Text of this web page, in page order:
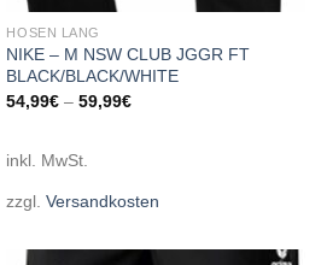
HOSEN LANG
NIKE – M NSW CLUB JGGR FT
BLACK/BLACK/WHITE
54,99€ –59,99€
inkl. MwSt.
zzgl.Versandkosten